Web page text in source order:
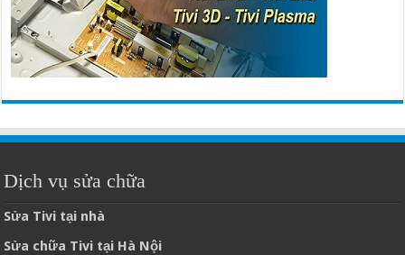
Dịch vụ sửa chữa
Sửa Tivi tại nhà
Sửa chữa Tivi tại Hà Nội